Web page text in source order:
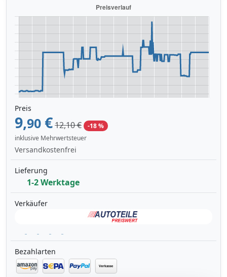
Preis
9,90 €12,10 €
-18 %
inklusive Mehrwertsteuer
Versandkostenfrei
Lieferung
1-2 Werktage
Verkäufer
Bezahlarten